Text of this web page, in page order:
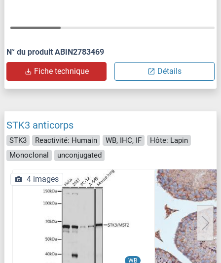
N° du produit ABIN2783469
Fiche technique Détails
STK3 anticorps
STK3 Reactivité: Humain WB, IHC, IF
Hôte: Lapin
Monoclonal
unconjugated
WB
4 images